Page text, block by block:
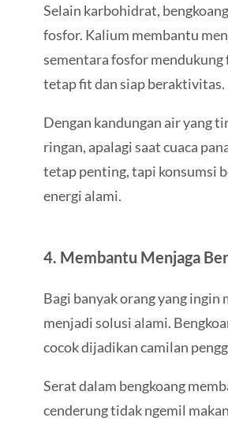
Selain karbohidrat,
fosfor. Kalium membantu
sementara fosfor
tetap fit dan siap beraktivitas.
Dengan kandungan air yang
ringan, apalagi saat cuaca
tetap penting, tapi konsumsi
energi alami.
4. Membantu Menjaga
Bagi banyak orang yang ingin
menjadi solusi alami.
cocok dijadikan camilan
Serat dalam bengkoang
cenderung tidak ngemil